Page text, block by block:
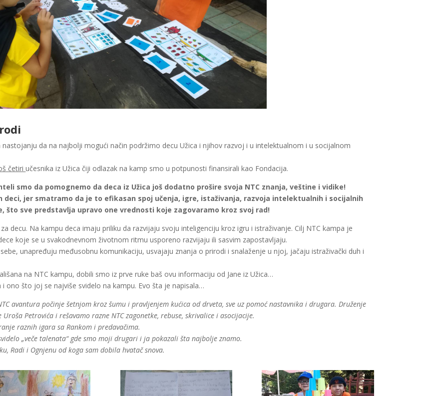
da na najbolji mogući način podržimo decu Užica i njihov razvoj i u intelektualnom i u socijalnom
četiriučesnika iz Užica čiji odlazak na kamp smo u potpunosti finansirali kao Fondacija.
smo da pomognemo da deca iz Užica još dodatno prošire svoja NTC znanja, veštine i vidike!
deci, jer smatramo da je to efikasan spoj učenja, igre, istaživanja, razvoja intelektualnih i socijalnih
što sve predstavlja upravo one vrednosti koje zagovaramo kroz svoj rad!
decu. Na kampu deca imaju priliku da razvijaju svoju inteligenciju kroz igru i istraživanje. Cilj NTC kampa je
koje se u svakodnevnom životnom ritmu usporeno razvijaju ili sasvim zapostavljaju.
unapređuju međusobnu komunikaciju, usvajaju znanja o prirodi i snalaženje u njoj, jačaju istraživački duh i
na NTC kampu, dobili smo iz prve ruke baš ovu informaciju od Jane iz Užica…
ono što joj se najviše svidelo na kampu. Evo šta je napisala…
avantura počinje šetnjom kroz šumu i pravljenjem kućica od drveta, sve uz pomoć nastavnika i drugara. Druženje
Petrovića i rešavamo razne NTC zagonetke, rebuse, skrivalice i asocijacije.
raznih igara sa Rankom i predavačima.
„veče talenata“ gde smo moji drugari i ja pokazali šta najbolje znamo.
Radi i Ognjenu od koga sam dobila hvatač snova.